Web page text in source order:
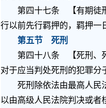
第四十七条 【有期徒刑
行以前先行羁押的，羁押一
第五节 死刑
第四十八条 【死刑、
对于应当判处死刑的犯罪分
死刑除依法由最高人民法
以由高级人民法院判决或者